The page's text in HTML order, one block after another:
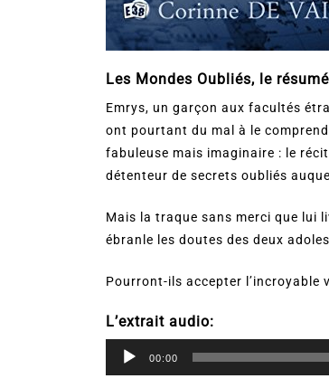
Les Mondes Oubliés, le
Emrys, un garçon aux facultés
ont pourtant du mal à le
fabuleuse mais imaginaire : le
détenteur de secrets oubliés
Mais la traque sans merci que lui
ébranle les doutes des deux
Pourront-ils accepter l’incroyable
L’extrait audio:
Lecteur
audio
00:00